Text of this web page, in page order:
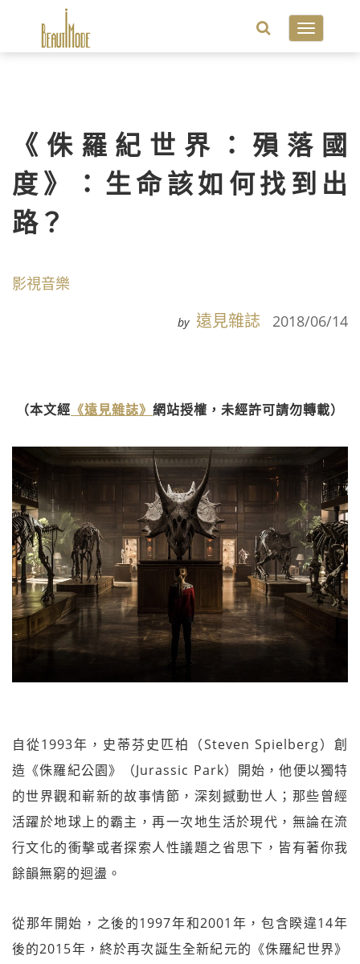
Toggle
《侏羅紀世界：殞落國
度》：生命該如何找到出
路？
影視音樂
by 遠見雜誌 2018/06/14
（本文經 《遠見雜誌》 網站授權，未經許可請勿轉載）
自從1993年，史蒂芬史匹柏（Steven Spielberg）創
造《侏羅紀公園》（Jurassic Park）開始，他便以獨特
的世界觀和嶄新的故事情節，深刻撼動世人；那些曾經
活躍於地球上的霸主，再一次地生活於現代，無論在流
行文化的衝擊或者探索人性議題之省思下，皆有著你我
餘韻無窮的迴盪。
從那年開始，之後的1997年和2001年，包含睽違14年
後的2015年，終於再次誕生全新紀元的《侏羅紀世界》